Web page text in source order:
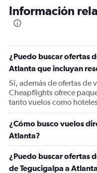
Información
¿Puedo buscar ofertas
Atlanta que incluyan
Sí, además de ofertas de
Cheapflights ofrece
tanto vuelos como
¿Cómo busco vuelos
Atlanta?
¿Puedo buscar ofertas
de Tegucigalpa a